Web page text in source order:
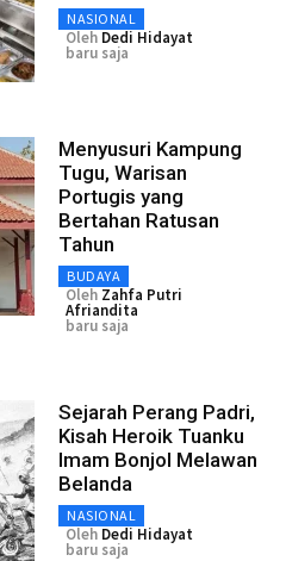
NASIONAL
Oleh Dedi Hidayat
baru saja
Menyusuri Kampung
Tugu, Warisan
Portugis yang
Bertahan Ratusan
Tahun
BUDAYA
Oleh Zahfa Putri
Afriandita
baru saja
Sejarah Perang Padri,
Kisah Heroik Tuanku
Imam Bonjol Melawan
Belanda
NASIONAL
Oleh Dedi Hidayat
baru saja